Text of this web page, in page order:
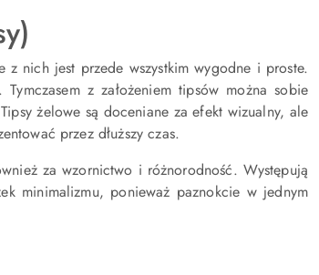
nich jest przede wszystkim wygodne i proste.
z założeniem tipsów można sobie
żelowe są doceniane za efekt wizualny, ale
przez dłuższy czas.
za wzornictwo i różnorodność. Występują
minimalizmu, ponieważ paznokcie w jednym